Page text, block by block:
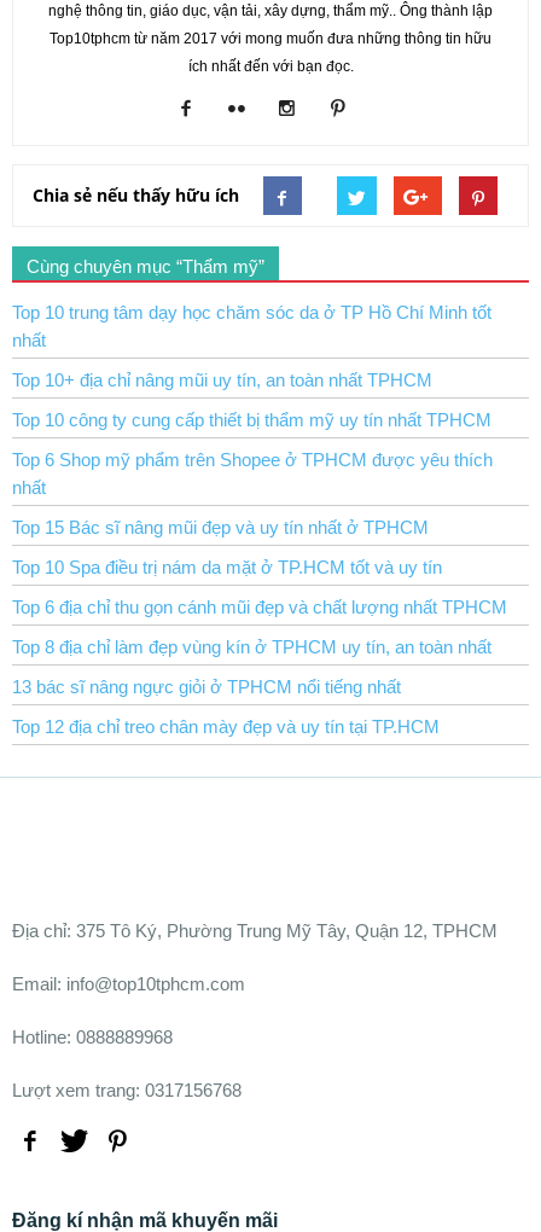
nghệ thông tin, giáo dục, vận tải, xây dựng, thẩm mỹ.. Ông thành lập
Top10tphcm từ năm 2017 với mong muốn đưa những thông tin hữu
ích nhất đến với bạn đọc.
Chia sẻ nếu thấy hữu ích
Cùng chuyên mục “Thẩm mỹ”
Top 10 trung tâm dạy học chăm sóc da ở TP Hồ Chí Minh tốt
nhất
Top 10+ địa chỉ nâng mũi uy tín, an toàn nhất TPHCM
Top 10 công ty cung cấp thiết bị thẩm mỹ uy tín nhất TPHCM
Top 6 Shop mỹ phẩm trên Shopee ở TPHCM được yêu thích
nhất
Top 15 Bác sĩ nâng mũi đẹp và uy tín nhất ở TPHCM
Top 10 Spa điều trị nám da mặt ở TP.HCM tốt và uy tín
Top 6 địa chỉ thu gọn cánh mũi đẹp và chất lượng nhất TPHCM
Top 8 địa chỉ làm đẹp vùng kín ở TPHCM uy tín, an toàn nhất
13 bác sĩ nâng ngực giỏi ở TPHCM nổi tiếng nhất
Top 12 địa chỉ treo chân mày đẹp và uy tín tại TP.HCM
Ðịa chỉ: 375 Tô Ký, Phường Trung Mỹ Tây, Quận 12, TPHCM
Email: info@top10tphcm.com
Hotline: 0888889968
Lượt xem trang: 0317156768
Đăng kí nhận mã khuyến mãi